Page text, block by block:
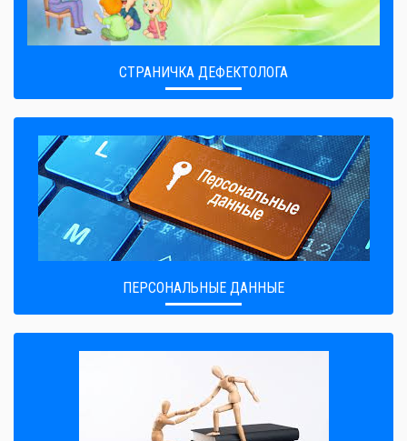
СТРАНИЧКА ДЕФЕКТОЛОГА
ПЕРСОНАЛЬНЫЕ ДАННЫЕ